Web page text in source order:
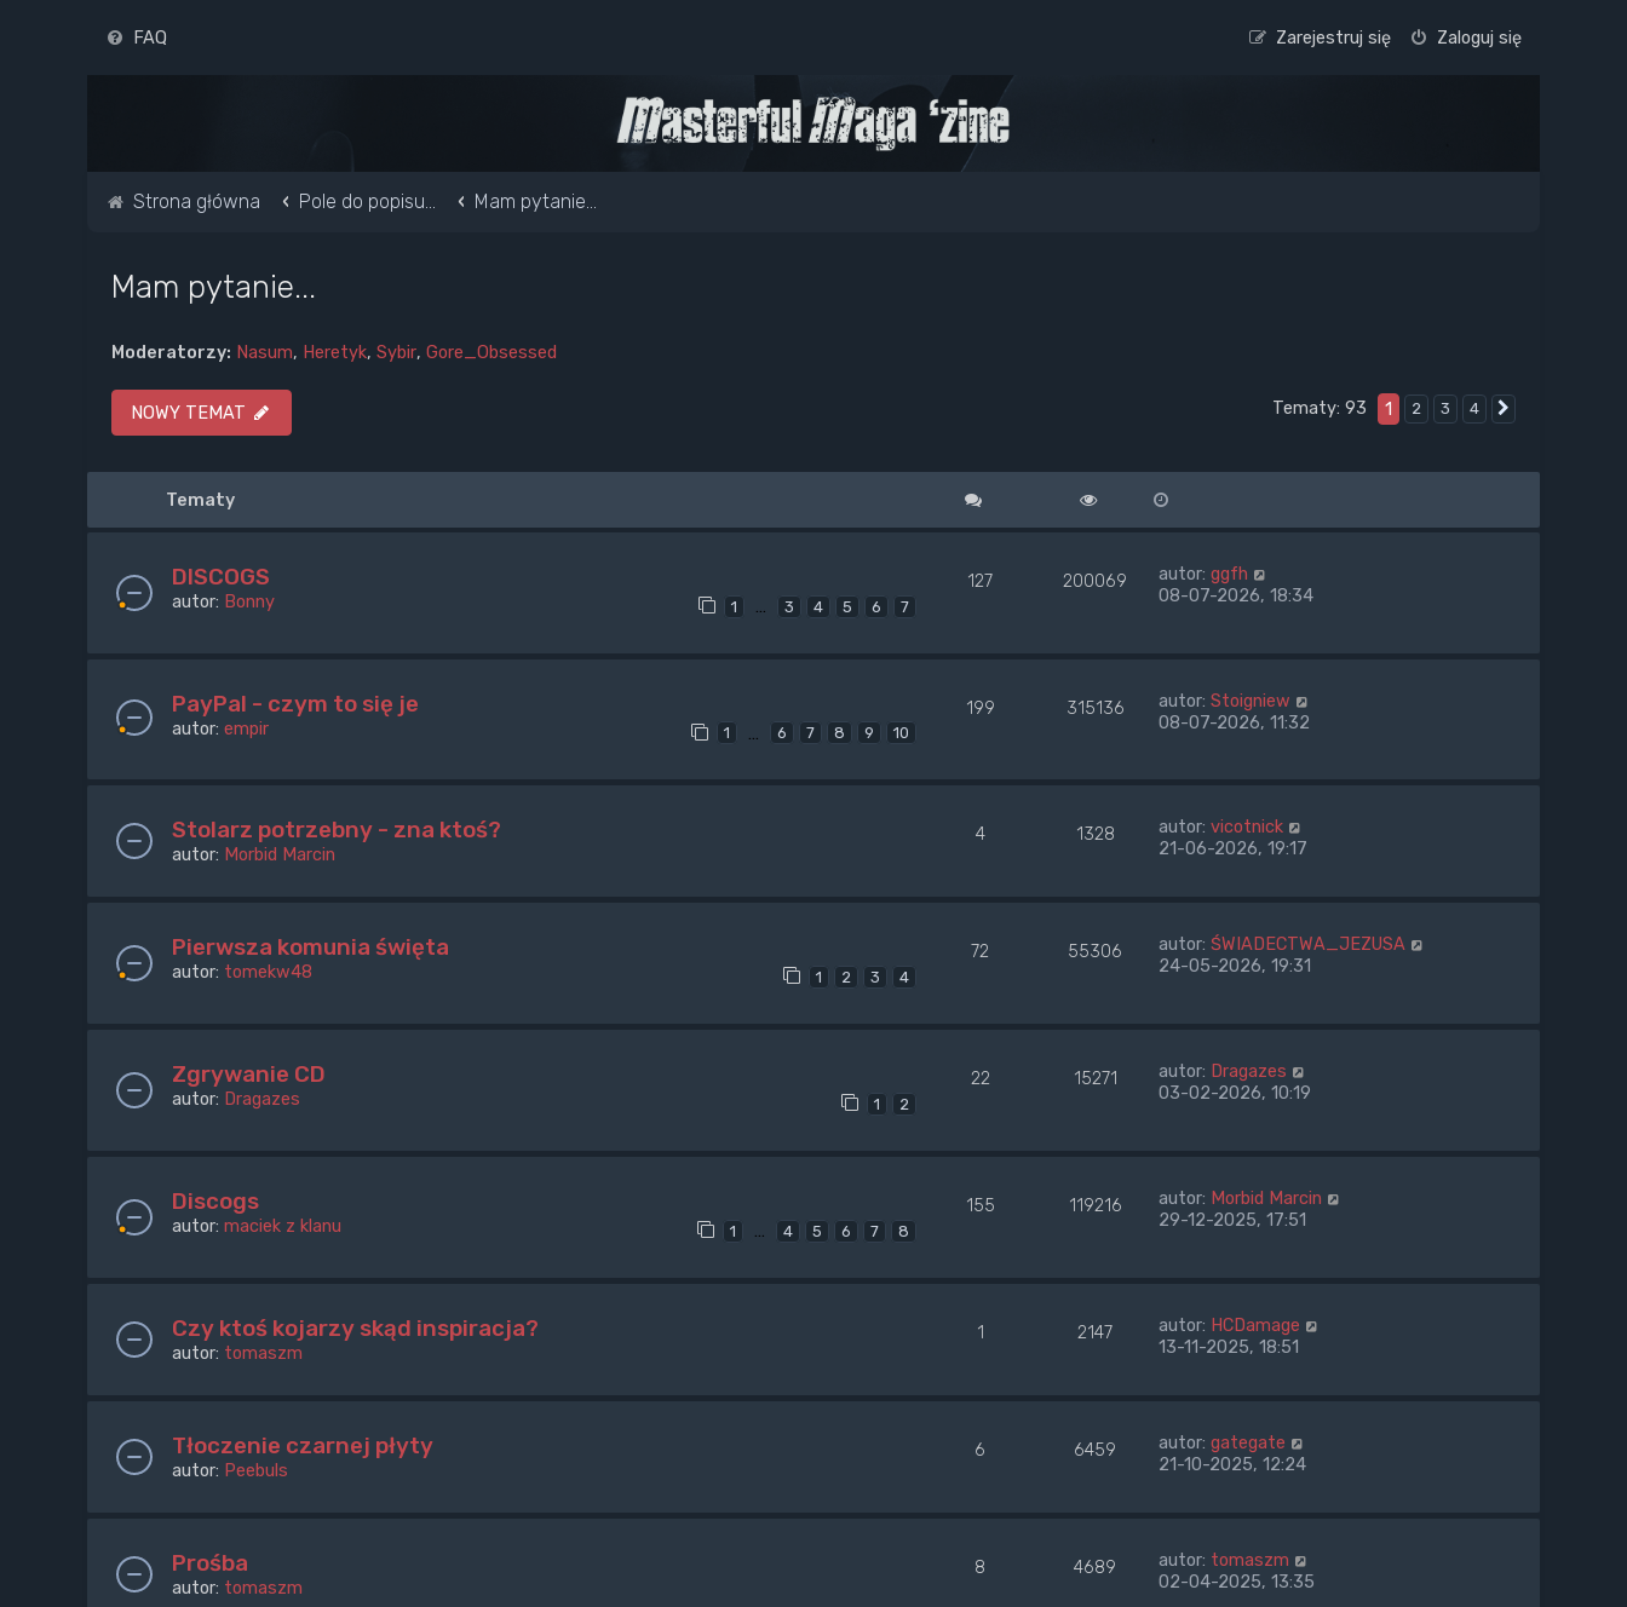
FAQ Zaloguj się
Zarejestruj się
Strona główna Pole do popisu... Mam pytanie...
Mam pytanie...
Moderatorzy: Nasum, Heretyk, Sybir, Gore_Obsessed
NOWY TEMAT Tematy: 93 1 2 3 4
Tematy
DISCOGS
autor: Bonny 1 … 3 4 5 6 7
127 200069 autor: ggfh
08-07-2026, 18:34
PayPal - czym to się je
autor: empir 1 … 6 7 8 9 10
199 315136 autor: Stoigniew
08-07-2026, 11:32
Stolarz potrzebny - zna ktoś?
autor: Morbid Marcin
4 1328 autor: vicotnick
21-06-2026, 19:17
Pierwsza komunia święta
autor: tomekw48 1 2 3 4
72 55306 autor: ŚWIADECTWA_JEZUSA
24-05-2026, 19:31
Zgrywanie CD
autor: Dragazes 1 2
22 15271 autor: Dragazes
03-02-2026, 10:19
Discogs
autor: maciek z klanu 1 … 4 5 6 7 8
155 119216 autor: Morbid Marcin
29-12-2025, 17:51
Czy ktoś kojarzy skąd inspiracja?
autor: tomaszm
1 2147 autor: HCDamage
13-11-2025, 18:51
Tłoczenie czarnej płyty
autor: Peebuls
6 6459 autor: gategate
21-10-2025, 12:24
Prośba
autor: tomaszm
8 4689 autor: tomaszm
02-04-2025, 13:35